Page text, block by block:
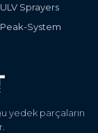
yedek parçaların
ULV Sprayers
Peak-System